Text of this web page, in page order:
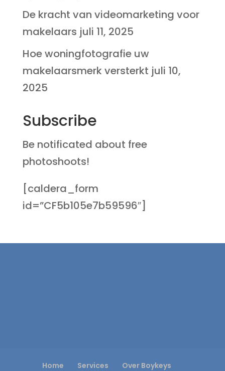
De kracht van videomarketing voor
makelaars juli 11, 2025
Hoe woningfotografie uw
makelaarsmerk versterkt juli 10,
2025
Subscribe
Be notificated about free
photoshoots!
[caldera_form
id=”CF5b105e7b59596″]
Home Services Over Boykeys